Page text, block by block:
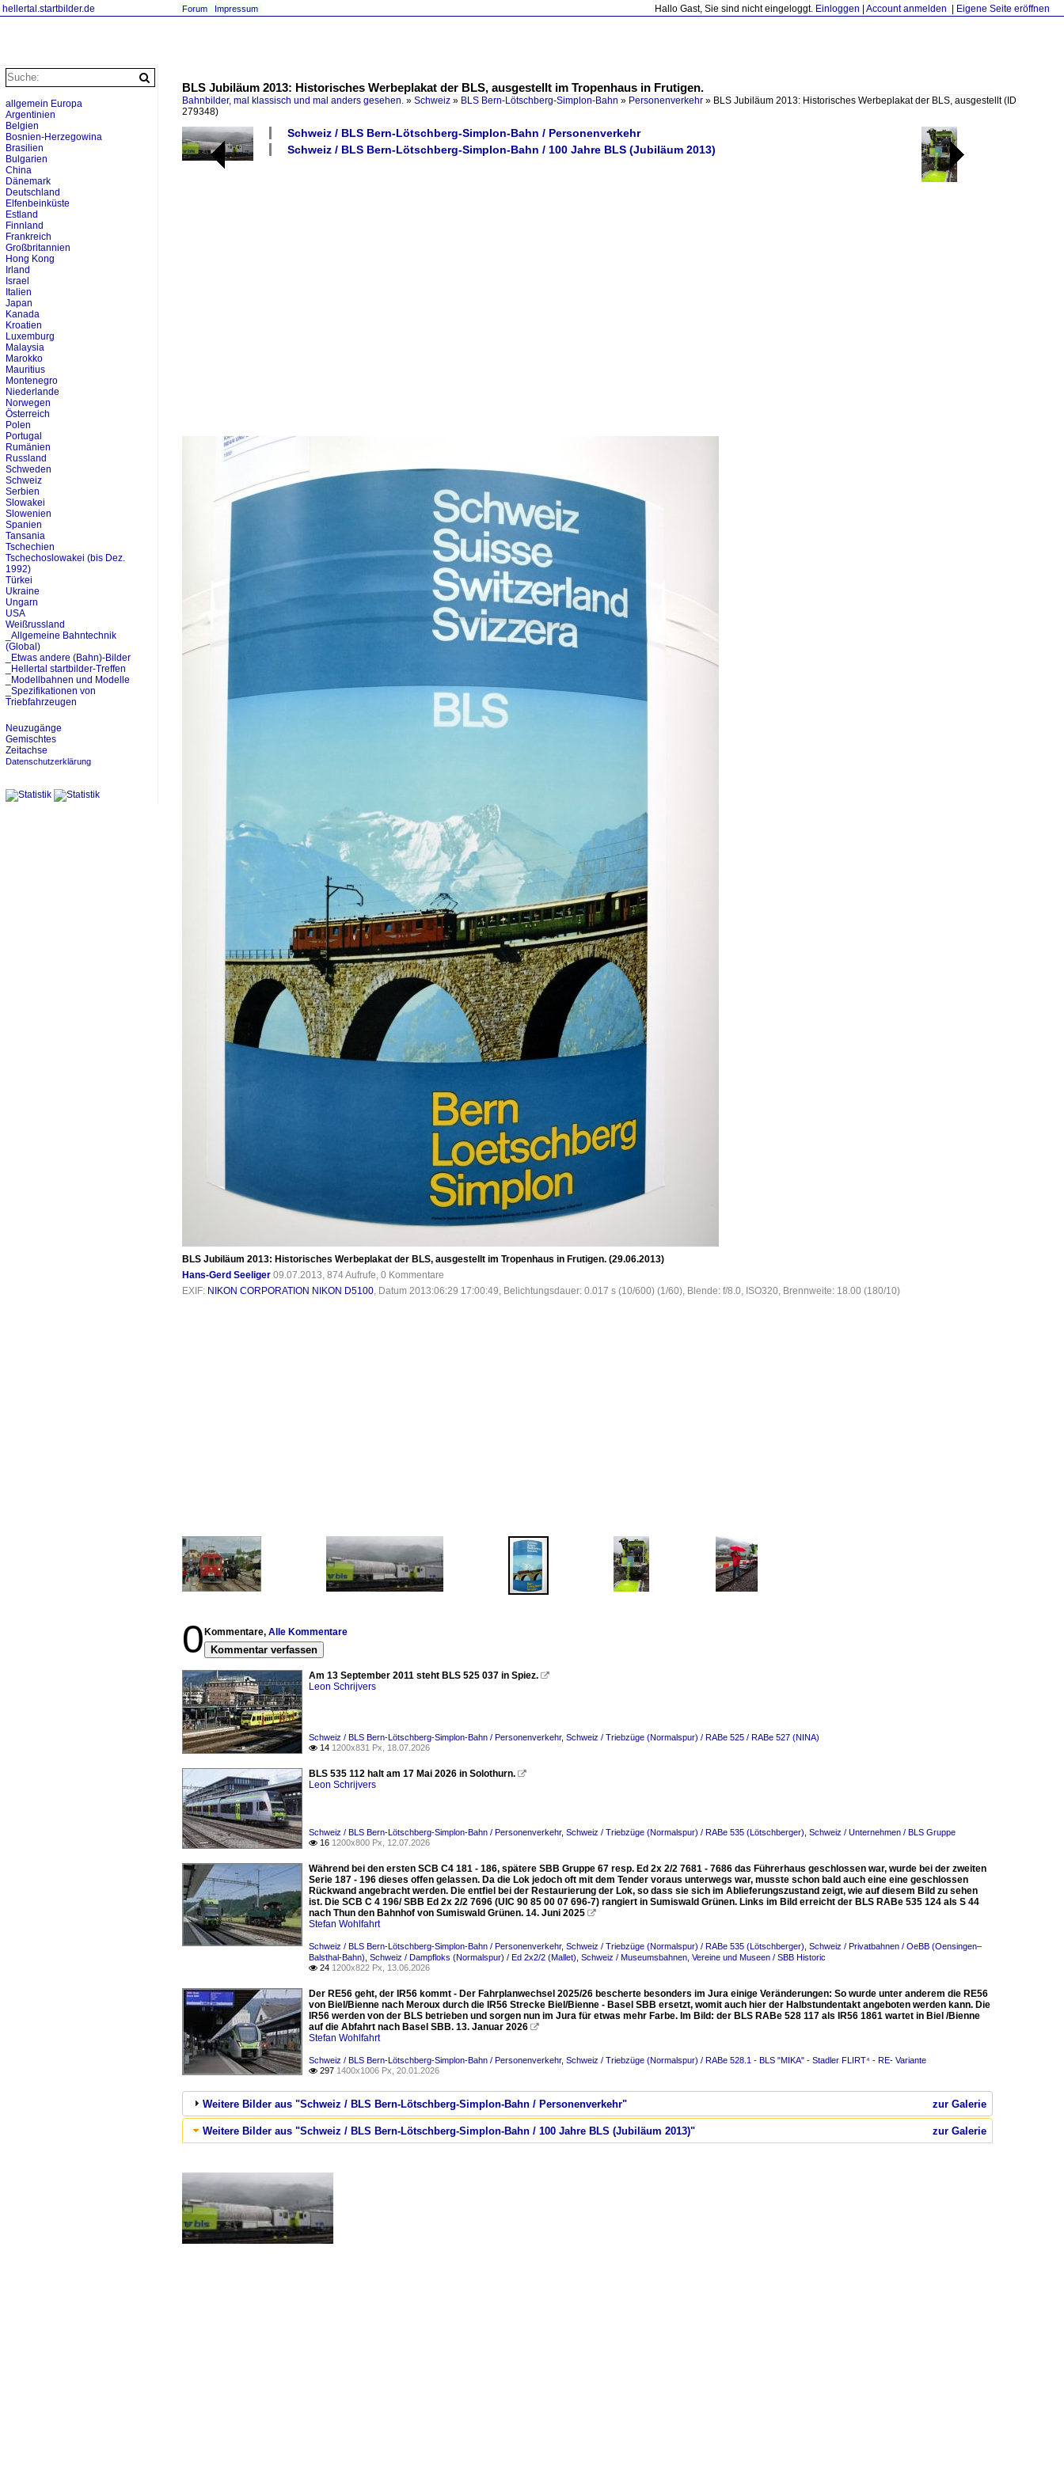
hellertal.startbilder.de Hallo Gast, Sie sind nicht eingeloggt. Einloggen Account anmelden Eigene Seite eröffnen
Forum Impressum
BLS Jubiläum 2013: Historisches Werbeplakat der BLS, ausgestellt im Tropenhaus in Frutigen.
Bahnbilder, mal klassisch und mal anders gesehen. » Schweiz » BLS Bern-Lötschberg-Simplon-Bahn » Personenverkehr » BLS Jubiläum 2013: Historisches Werbeplakat der BLS, ausgestellt(ID
279348)
Schweiz / BLS Bern-Lötschberg-Simplon-Bahn / Personenverkehr
Schweiz / BLS Bern-Lötschberg-Simplon-Bahn / 100 Jahre BLS (Jubiläum 2013)
BLS Jubiläum 2013: Historisches Werbeplakat der BLS, ausgestellt im Tropenhaus in Frutigen. (29.06.2013)
Hans-Gerd Seeliger 09.07.2013, 874 Aufrufe, 0 Kommentare
EXIF: NIKON CORPORATION NIKON D5100, Datum 2013:06:29 17:00:49, Belichtungsdauer: 0.017 s (10/600) (1/60), Blende: f/8.0, ISO320, Brennweite: 18.00 (180/10)
0 Kommentare, Alle Kommentare
Kommentar verfassen
Am 13 September 2011 steht BLS 525 037 in Spiez. 
Leon Schrijvers
Schweiz / BLS Bern-Lötschberg-Simplon-Bahn / Personenverkehr, Schweiz / Triebzüge (Normalspur) / RABe 525 / RABe 527 (NINA)
 14 1200x831 Px, 18.07.2026
BLS 535 112 halt am 17 Mai 2026 in Solothurn. 
Leon Schrijvers
Schweiz / BLS Bern-Lötschberg-Simplon-Bahn / Personenverkehr, Schweiz / Triebzüge (Normalspur) / RABe 535 (Lötschberger) Schweiz / Unternehmen / BLS Gruppe
 16 1200x800 Px, 12.07.2026
Während bei den ersten SCB C4 181 - 186, spätere SBB Gruppe 67 resp. Ed 2x 2/2 7681 - 7686 das Führerhaus geschlossen war, wurde bei der zweiten
Serie 187 - 196 dieses offen gelassen. Da die Lok jedoch oft mit dem Tender voraus unterwegs war, musste schon bald auch eine eine geschlossen
Rückwand angebracht werden. Die entfiel bei der Restaurierung der Lok, so dass sie sich im Ablieferungszustand zeigt, wie auf diesem Bild zu sehen
ist. Die SCB C 4 196/ SBB Ed 2x 2/2 7696 (UIC 90 85 00 07 696-7) rangiert in Sumiswald Grünen. Links im Bild erreicht der BLS RABe 535 124 als S 44
nach Thun den Bahnhof von Sumiswald Grünen. 14. Juni 2025 
Stefan Wohlfahrt
Schweiz / BLS Bern-Lötschberg-Simplon-Bahn / Personenverkehr, Schweiz / Triebzüge (Normalspur) / RABe 535 (Lötschberger) Schweiz / Privatbahnen / OeBB (Oensingen–
Balsthal-Bahn) Schweiz / Dampfloks (Normalspur) / Ed 2x2/2 (Mallet) Schweiz / Museumsbahnen, Vereine und Museen / SBB Historic
 24 1200x822 Px, 13.06.2026
Der RE56 geht, der IR56 kommt - Der Fahrplanwechsel 2025/26 bescherte besonders im Jura einige Veränderungen: So wurde unter anderem die RE56
von Biel/Bienne nach Meroux durch die IR56 Strecke Biel/Bienne - Basel SBB ersetzt, womit auch hier der Halbstundentakt angeboten werden kann. Die
IR56 werden von der BLS betrieben und sorgen nun im Jura für etwas mehr Farbe. Im Bild: der BLS RABe 528 117 als IR56 1861 wartet in Biel /Bienne
auf die Abfahrt nach Basel SBB. 13. Januar 2026 
Stefan Wohlfahrt
Schweiz / BLS Bern-Lötschberg-Simplon-Bahn / Personenverkehr, Schweiz / Triebzüge (Normalspur) / RABe 528.1 - BLS "MIKA" - Stadler FLIRT⁴ - RE- Variante
 297 1400x1006 Px, 20.01.2026
zur Galerie
Weitere Bilder aus "Schweiz / BLS Bern-Lötschberg-Simplon-Bahn / Personenverkehr"
zur Galerie
Weitere Bilder aus "Schweiz / BLS Bern-Lötschberg-Simplon-Bahn / 100 Jahre BLS (Jubiläum 2013)"
allgemein Europa
Argentinien
Belgien
Bosnien-Herzegowina
Brasilien
Bulgarien
China
Dänemark
Deutschland
Elfenbeinküste
Estland
Finnland
Frankreich
Großbritannien
Hong Kong
Irland
Israel
Italien
Japan
Kanada
Kroatien
Luxemburg
Malaysia
Marokko
Mauritius
Montenegro
Niederlande
Norwegen
Österreich
Polen
Portugal
Rumänien
Russland
Schweden
Schweiz
Serbien
Slowakei
Slowenien
Spanien
Tansania
Tschechien
Tschechoslowakei (bis Dez.
1992)
Türkei
Ukraine
Ungarn
USA
Weißrussland
_Allgemeine Bahntechnik
(Global)
_Etwas andere (Bahn)-Bilder
_Hellertal startbilder-Treffen
_Modellbahnen und Modelle
_Spezifikationen von
Triebfahrzeugen
Neuzugänge
Gemischtes
Zeitachse
Datenschutzerklärung